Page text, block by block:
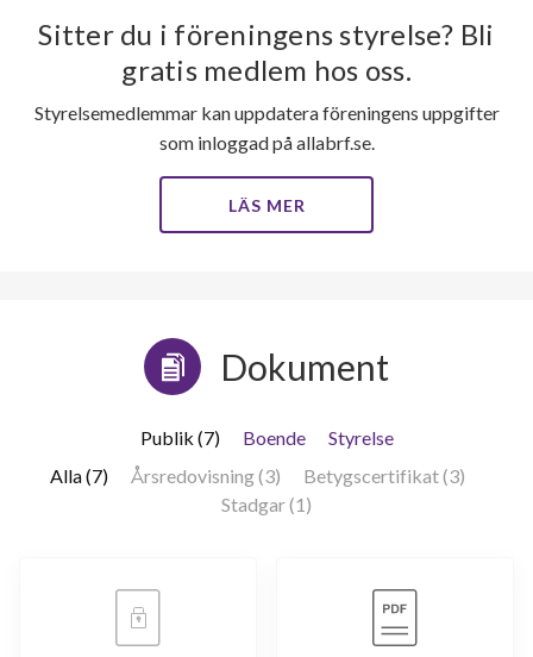
Sitter du i föreningens styrelse? Bli
gratis medlem hos oss.
Styrelsemedlemmar kan uppdatera föreningens uppgifter
som inloggad på allabrf.se.
LÄS MER
Dokument
Publik (7) Boende
Styrelse
Alla (7)
Årsredovisning (3)
Betygscertifikat (3)
Stadgar (1)